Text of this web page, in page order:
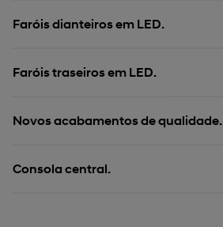
Faróis dianteiros em LED.
Faróis traseiros em LED.
Novos acabamentos de qualidade.
Consola central.